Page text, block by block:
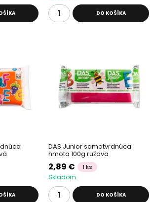
DO KOŠÍKA
DAS Junior samotvrdnúca
hmota 100g ružova
2,89 € 1 ks
Skladom
DO KOŠÍKA